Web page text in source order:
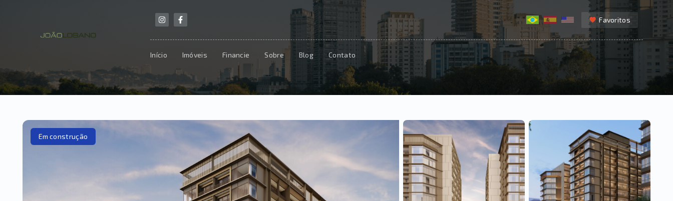
Favoritos
Início Imóveis Financie Sobre Blog Contato
Em construção